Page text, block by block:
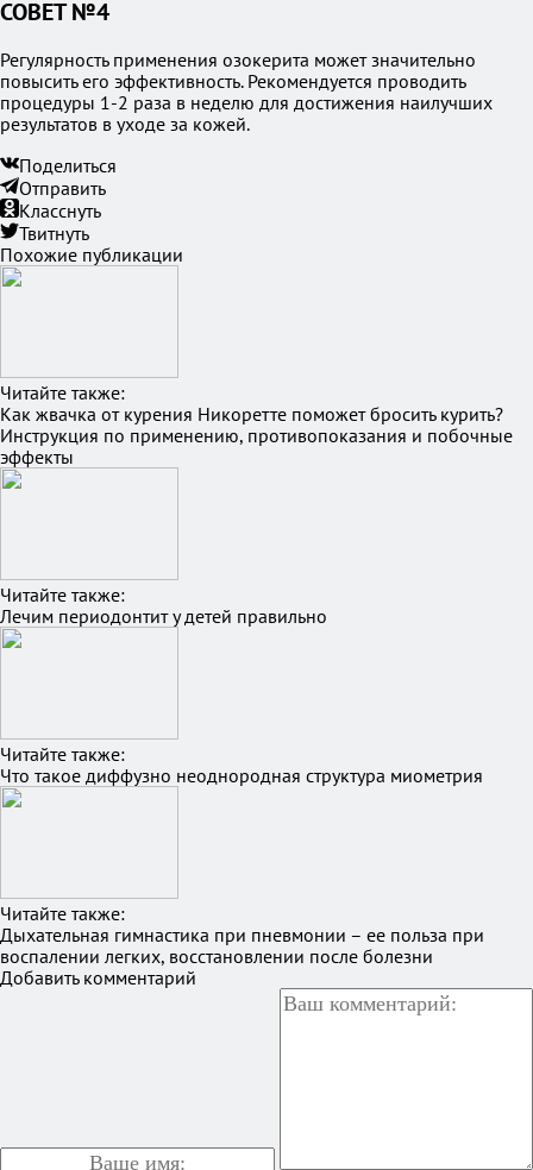
СОВЕТ №4
Регулярность применения озокерита может значительно
повысить его эффективность. Рекомендуется проводить
процедуры 1-2 раза в неделю для достижения наилучших
результатов в уходе за кожей.
Поделиться
Отправить
Класснуть
Твитнуть
Похожие публикации
Читайте также:
Как жвачка от курения Никоретте поможет бросить курить?
Инструкция по применению, противопоказания и побочные
эффекты
Читайте также:
Лечим периодонтит у детей правильно
Читайте также:
Что такое диффузно неоднородная структура миометрия
Читайте также:
Дыхательная гимнастика при пневмонии – ее польза при
воспалении легких, восстановлении после болезни
Добавить комментарий